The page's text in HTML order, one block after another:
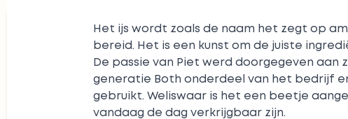
Het ijs wordt zoals de naam het zegt op
bereid. Het is een kunst om de juiste
De passie van Piet werd doorgegeven aan
generatie Both onderdeel van het bedrijf
gebruikt. Weliswaar is het een beetje
vandaag de dag verkrijgbaar zijn.